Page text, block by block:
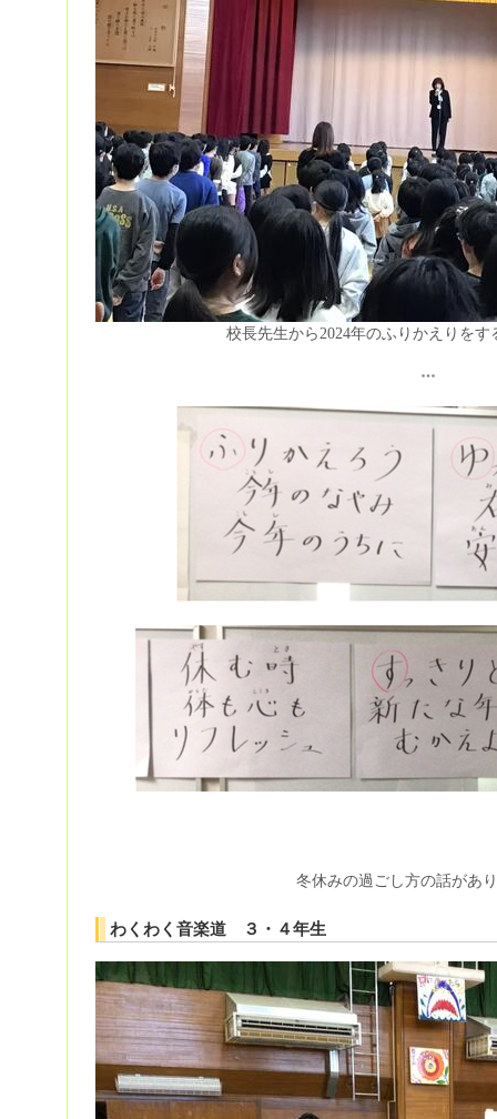
校長先生から2024年のふりかえりを
冬休みの過ごし方の話があ
わくわく音楽道 ３・４年生